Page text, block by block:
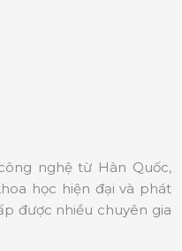
nghệ từ Hàn Quốc,
học hiện đại và phát
được nhiều chuyên gia